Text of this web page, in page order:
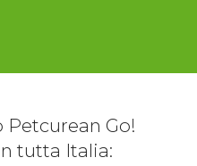
Go!
tutta Italia: